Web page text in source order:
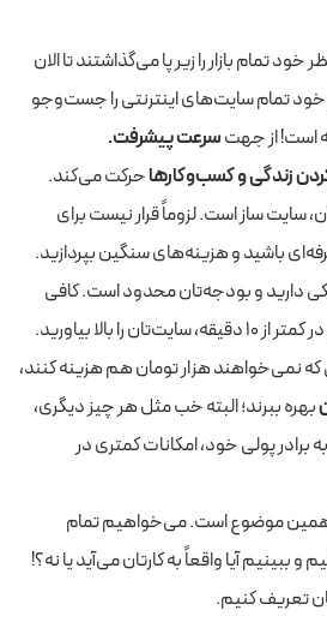
تمام بازار را زیر پا می‌گذاشتند تا الان
خود تمام سایت‌های اینترنتی را جست‌وجو
است! از جهتسرعت پیشرفت.
زندگی و کسب‌وکارهاحرکت می‌کند.
سایت ساز است. لزوماً قرار نیست برای
باشید و هزینه‌های سنگین بپردازید.
دارید و بودجه‌تان محدود است. کافی
است سراغ سایت ساز بروید و در کمتر از ۱۰ دقیقه، سایت‌تان را بالا بیاورید.
نمی‌خواهند هزار تومان هم هزینه کنند،
بهره ببرند؛ البته خب مثل هر چیز دیگری،
پولی خود، امکانات کمتری در
همین موضوع است. می‌خواهیم تمام
ببینیم آیا واقعاً به کارتان می‌آید یا نه؟!
تعریف کنیم.